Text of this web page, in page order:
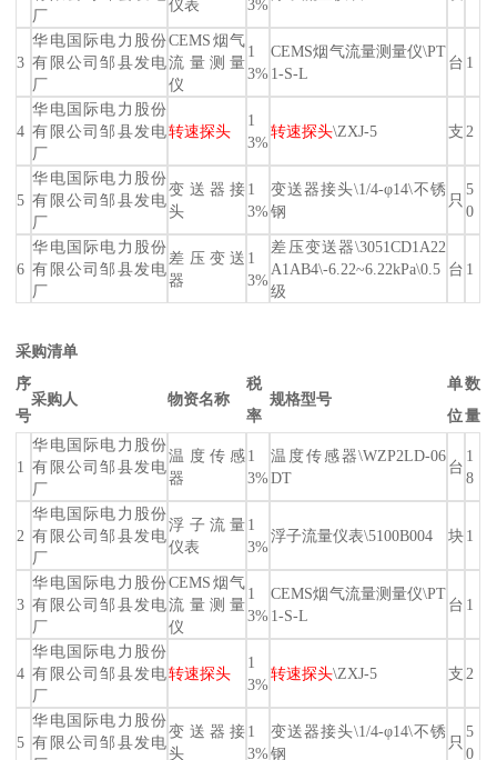
厂
仪表
3%
3
华电国际电力股份
有限公司邹县发电
厂
CEMS烟气
流量测量
仪
1
3%
CEMS烟气流量测量仪\PT
1-S-L
台 1
4
华电国际电力股份
有限公司邹县发电
厂
转速探头
1
3%
转速探头\ZXJ-5 支 2
5
华电国际电力股份
有限公司邹县发电
厂
变送器接
头
1
3%
变送器接头\1/4-φ14\不锈
钢
只
5
0
6
华电国际电力股份
有限公司邹县发电
厂
差压变送
器
1
3%
差压变送器\3051CD1A22
A1AB4\-6.22~6.22kPa\0.5
级
台 1
采购清单
序
号
采购人 物资名称
税
率
规格型号
单
位
数
量
1
华电国际电力股份
有限公司邹县发电
厂
温度传感
器
1
3%
温度传感器\WZP2LD-06
DT
台
1
8
2
华电国际电力股份
有限公司邹县发电
厂
浮子流量
仪表
1
3%
浮子流量仪表\5100B004 块1
3
华电国际电力股份
有限公司邹县发电
厂
CEMS烟气
流量测量
仪
1
3%
CEMS烟气流量测量仪\PT
1-S-L
台 1
4
华电国际电力股份
有限公司邹县发电
厂
转速探头
1
3%
转速探头\ZXJ-5 支 2
5
华电国际电力股份
有限公司邹县发电
变送器接
头
1
3%
变送器接头\1/4-φ14\不锈
钢
只
5
0